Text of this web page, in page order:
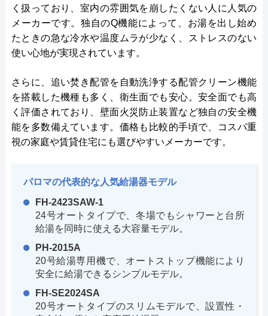
く扱っており、室内の雰囲気を崩したくない人に人気の
メーカーです。独自のQ機能によって、お湯を出し始め
たときの急な冷水や温度ムラが少なく、ストレスのない
使い心地が実現されています。
さらに、追い焚き配管を自動洗浄する配管クリーン機能
を搭載した機種も多く、衛生面でも安心。安全面でも高
く評価されており、壁面火災防止装置など独自の安全機
能を多数備えています。価格も比較的手頃で、コスパ重
視の家庭や賃貸住宅にも選びやすいメーカーです。
パロマの代表的な人気給湯器モデル
FH-2423SAW-1
24号オートタイプで、冬場でもシャワーと台所
給湯を同時に使える大容量モデル。
PH-2015A
20号給湯専用機で、オートストップ機能により
安全に給湯できるシンプルモデル。
FH-SE2024SA
20号オートタイプのスリムモデルで、設置性・